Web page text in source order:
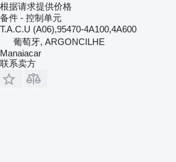
根据请求提供价格
备件 - 控制单元
T.A.C.U (A06),95470-4A100,4A600
葡萄牙, ARGONCILHE
Manaiacar
联系卖方